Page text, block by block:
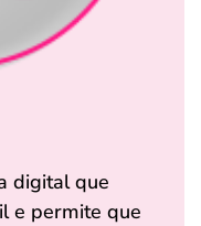
digital que
e permite que